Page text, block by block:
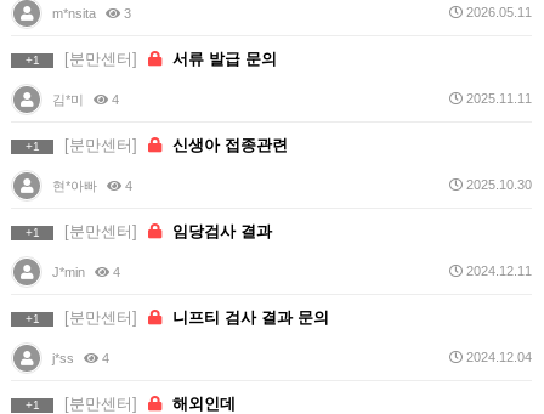
m*nsita 3 2026.05.11
+1 [분만센터] 서류 발급 문의
김*미 4 2025.11.11
+1 [분만센터] 신생아 접종관련
현*아빠 4 2025.10.30
+1 [분만센터] 임당검사 결과
J*min 4 2024.12.11
+1 [분만센터] 니프티 검사 결과 문의
j*ss 4 2024.12.04
+1 [분만센터] 해외인데